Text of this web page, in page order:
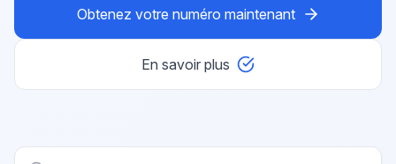
Obtenez votre numéro maintenant
En savoir plus